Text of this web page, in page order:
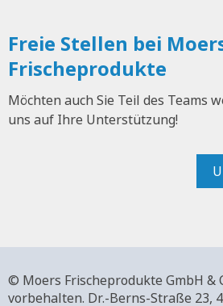
Freie Stellen bei
Frischeprodukte
Möchten auch Sie Teil des Teams
uns auf Ihre Unterstützung!
© Moers Frischeprodukte GmbH &
vorbehalten. Dr.-Berns-Straße 23,